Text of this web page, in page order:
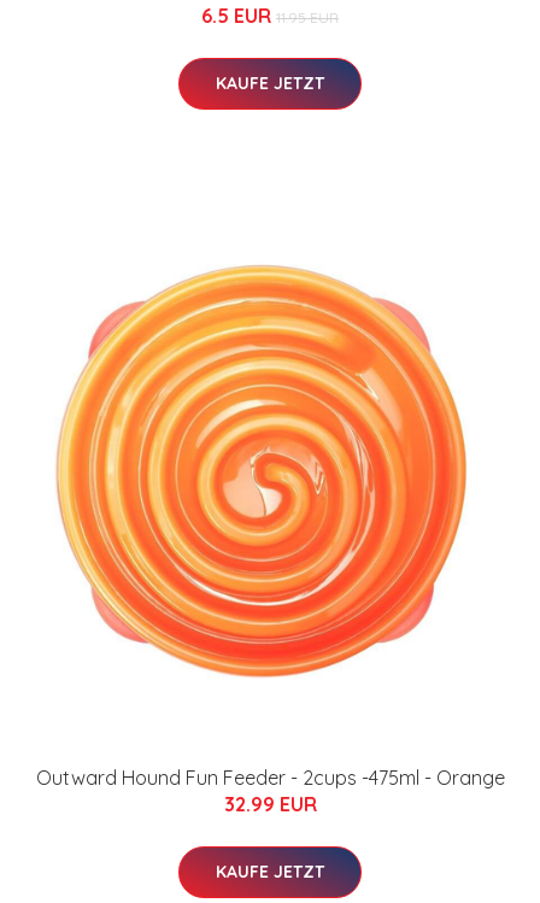
6.5 EUR 11.95 EUR
KAUFE JETZT
Outward Hound Fun Feeder - 2cups -475ml - Orange
32.99 EUR
KAUFE JETZT